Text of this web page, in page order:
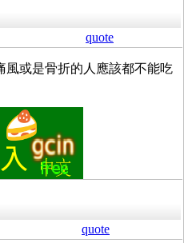
quote
風或是骨折的人應該都不能吃
quote